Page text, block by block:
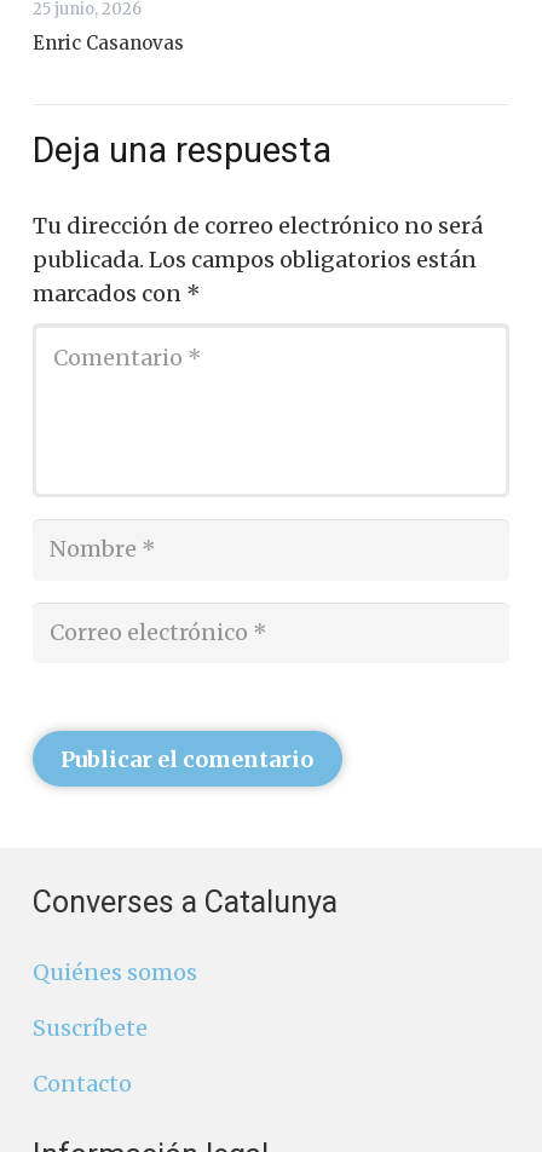
25 junio, 2026
Enric Casanovas
Deja una respuesta
Tu dirección de correo electrónico no será
publicada. Los campos obligatorios están
marcados con *
Publicar el comentario
Converses a Catalunya
Quiénes somos
Suscríbete
Contacto